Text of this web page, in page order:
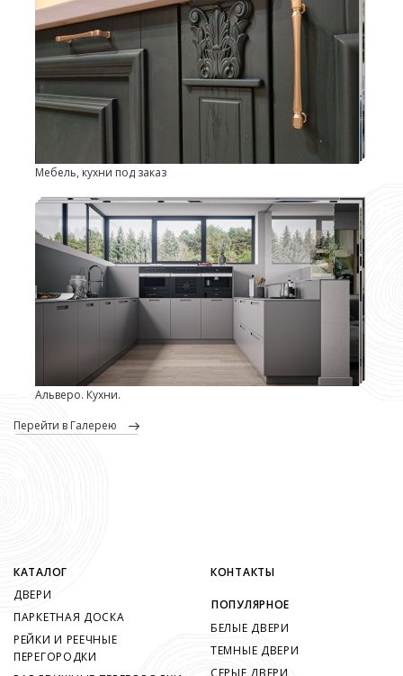
Мебель, кухни под заказ
Альверо. Кухни.
перейти в Галерею
КАТАЛОГ
ДВЕРИ
ПАРКЕТНАЯ ДОСКА
РЕЙКИ И РЕЕЧНЫЕ
ПЕРЕГОРОДКИ
КОНТАКТЫ
ПОПУЛЯРНОЕ
БЕЛЫЕ ДВЕРИ
ТЕМНЫЕ ДВЕРИ